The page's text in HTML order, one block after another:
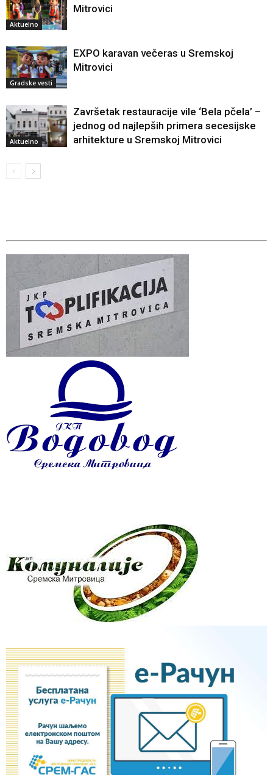
Aktuelno
Mitrovici
Gradske vesti
EXPO karavan večeras u Sremskoj
Mitrovici
Aktuelno
Završetak restauracije vile ‘Bela pčela’ –
jednog od najlepših primera secesijske
arhitekture u Sremskoj Mitrovici